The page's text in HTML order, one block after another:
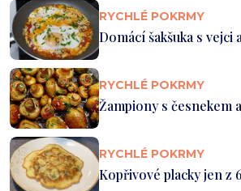
RYCHLÉ POKRMY
Domácí šakšuka s vejci
RYCHLÉ POKRMY
Žampiony s česnekem
RYCHLÉ POKRMY
Kopřivové placky jen z